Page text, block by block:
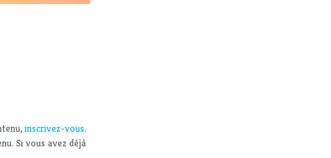
inscrivez-vous.
Si vous avez déjà